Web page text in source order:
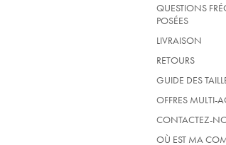
QUESTIONS
POSÉES
LIVRAISON
RETOURS
GUIDE DES
OFFRES MULTI-
CONTACTEZ-
OÙ EST MA